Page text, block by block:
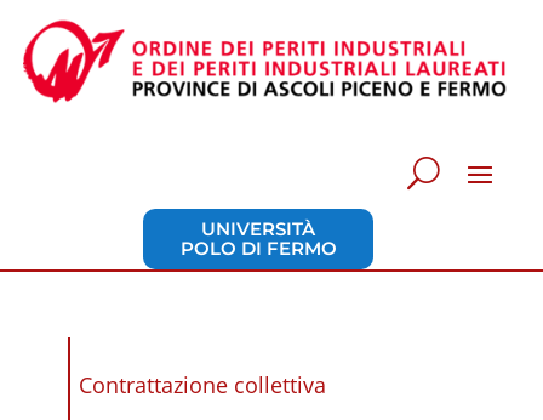
UNIVERSITÀ
POLO DI FERMO
Contrattazione collettiva